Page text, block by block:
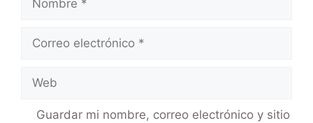
Guardar mi nombre, correo electrónico y sitio